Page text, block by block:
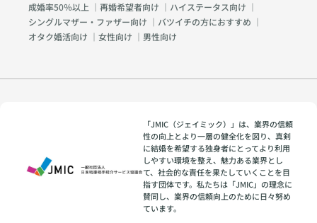
成婚率50％以上 ｜ 再婚希望者向け ｜ ハイステータス向け ｜
シングルマザー・ファザー向け ｜ バツイチの方におすすめ ｜
オタク婚活向け ｜ 女性向け ｜ 男性向け
「JMIC（ジェイミック）」は、業界の信頼
性の向上とより一層の健全化を図り、真剣
に結婚を希望する独身者にとってより利用
しやすい環境を整え、魅力ある業界とし
て、社会的な責任を果たしていくことを目
指す団体です。私たちは「JMIC」の理念に
賛同し、業界の信頼向上のために日々努め
ています。